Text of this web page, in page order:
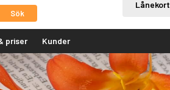
Sök
Lånekort
priser Kunder